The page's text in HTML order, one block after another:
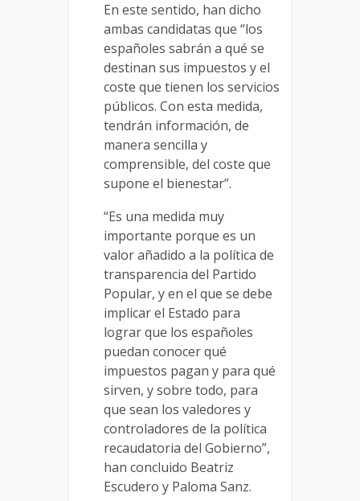
En este sentido, han dicho
ambas candidatas que “los
españoles sabrán a qué se
destinan sus impuestos y el
coste que tienen los servicios
públicos. Con esta medida,
tendrán información, de
manera sencilla y
comprensible, del coste que
supone el bienestar”.
“Es una medida muy
importante porque es un
valor añadido a la política de
transparencia del Partido
Popular, y en el que se debe
implicar el Estado para
lograr que los españoles
puedan conocer qué
impuestos pagan y para qué
sirven, y sobre todo, para
que sean los valedores y
controladores de la política
recaudatoria del Gobierno”,
han concluido Beatriz
Escudero y Paloma Sanz.